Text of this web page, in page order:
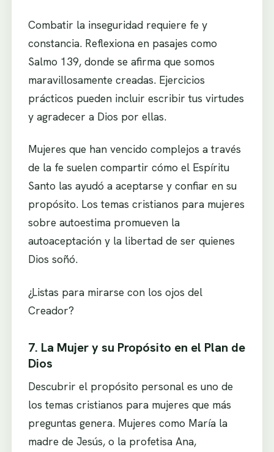
Combatir la inseguridad requiere fe y
constancia. Reflexiona en pasajes como
Salmo 139, donde se afirma que somos
maravillosamente creadas. Ejercicios
prácticos pueden incluir escribir tus virtudes
y agradecer a Dios por ellas.
Mujeres que han vencido complejos a través
de la fe suelen compartir cómo el Espíritu
Santo las ayudó a aceptarse y confiar en su
propósito. Los temas cristianos para mujeres
sobre autoestima promueven la
autoaceptación y la libertad de ser quienes
Dios soñó.
¿Listas para mirarse con los ojos del
Creador?
7. La Mujer y su Propósito en el Plan de
Dios
Descubrir el propósito personal es uno de
los temas cristianos para mujeres que más
preguntas genera. Mujeres como María la
madre de Jesús, o la profetisa Ana,